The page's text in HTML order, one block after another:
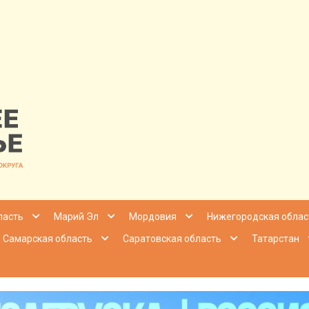
|Марий Эл Мордовия
Нижегородская
Самарская область Саратовская область
Татарстан